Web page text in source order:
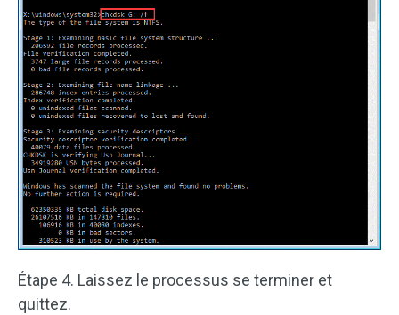
Étape 4. Laissez le processus se terminer et
quittez.